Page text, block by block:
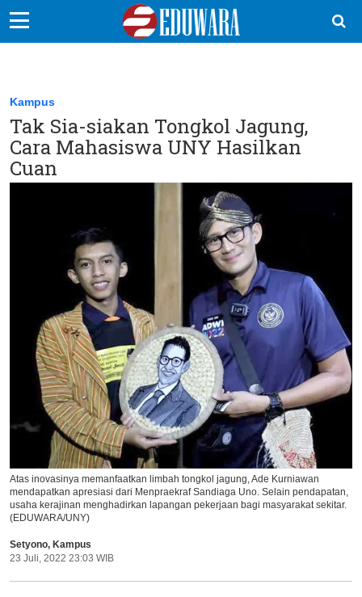
Sekolah Kita
Vokasi
Kampus
Idea
Ikuti Kami di:
Kampus
Tak Sia-siakan Tongkol Jagung,
Cara Mahasiswa UNY Hasilkan
Cuan
Atas inovasinya memanfaatkan limbah tongkol jagung, Ade Kurniawan
mendapatkan apresiasi dari Menpraekraf Sandiaga Uno. Selain pendapatan,
usaha kerajinan menghadirkan lapangan pekerjaan bagi masyarakat sekitar.
(EDUWARA/UNY)
Setyono, Kampus
23 Juli, 2022 23:03 WIB